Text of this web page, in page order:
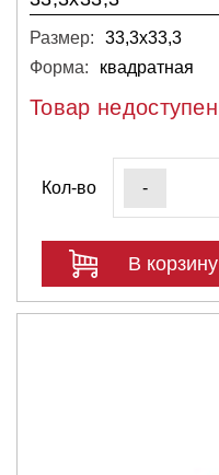
Размер:
33,3х33,3
Форма:
квадратная
Товар недоступен
Кол-во -
В корзину